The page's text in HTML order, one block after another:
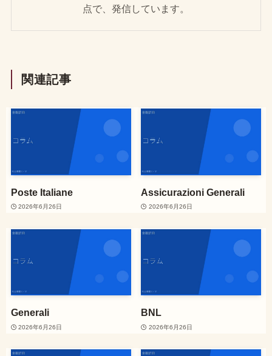
点で、発信しています。
関連記事
Poste Italiane
2026年6月26日
Assicurazioni Generali
2026年6月26日
Generali
2026年6月26日
BNL
2026年6月26日